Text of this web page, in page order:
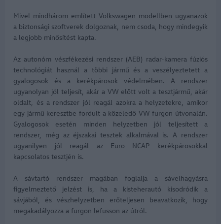
Mivel mindhárom említett Volkswagen modellben ugyanazok
a biztonsági szoftverek dolgoznak, nem csoda, hogy mindegyik
a legjobb minősítést kapta.
Az autonóm vészfékezési rendszer (AEB) radar-kamera fúziós
technológiát használ a többi jármű és a veszélyeztetett a
gyalogosok és a kerékpárosok védelmében. A rendszer
ugyanolyan jól teljesít, akár a VW előtt volt a tesztjármű, akár
oldalt, és a rendszer jól reagál azokra a helyzetekre, amikor
egy jármű keresztbe fordult a közeledő VW furgon útvonalán.
Gyalogosok esetén minden helyzetben jól teljesített a
rendszer, még az éjszakai tesztek alkalmával is. A rendszer
ugyanilyen jól reagál az Euro NCAP kerékpárosokkal
kapcsolatos tesztjén is.
A sávtartó rendszer magában foglalja a sávelhagyásra
figyelmeztető jelzést is, ha a kisteherautó kisodródik a
sávjából, és vészhelyzetben erőteljesen beavatkozik, hogy
megakadályozza a furgon lefusson az útról.